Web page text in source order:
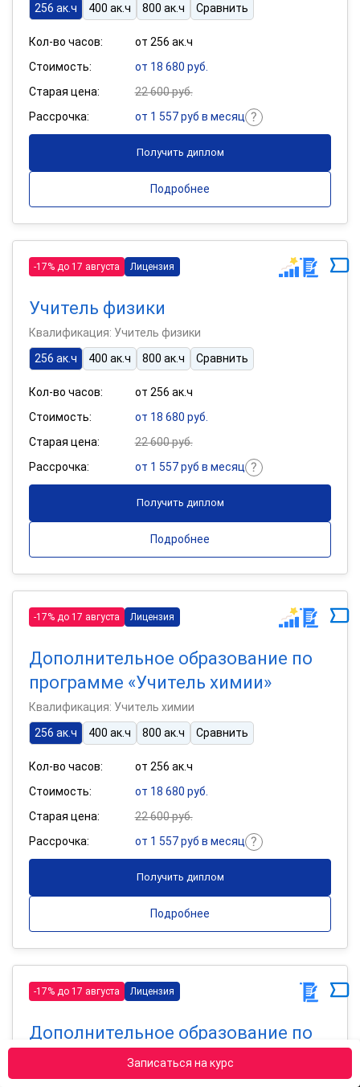
Записаться на курс
256 ак.ч
400 ак.ч 800 ак.ч Сравнить
Кол-во часов:
от 256 ак.ч
Стоимость:
от 18 680 руб.
Старая цена:
22 600 руб.
Рассрочка:
от 1 557 руб в месяц
Получить диплом
Подробнее
-17% до 17 августа Лицензия
Учитель физики
Квалификация: Учитель физики
256 ак.ч
400 ак.ч 800 ак.ч Сравнить
Кол-во часов:
от 256 ак.ч
Стоимость:
от 18 680 руб.
Старая цена:
22 600 руб.
Рассрочка:
от 1 557 руб в месяц
Получить диплом
Подробнее
-17% до 17 августа Лицензия
Дополнительное образование по
программе «Учитель химии»
Квалификация: Учитель химии
256 ак.ч
400 ак.ч 800 ак.ч Сравнить
Кол-во часов:
от 256 ак.ч
Стоимость:
от 18 680 руб.
Старая цена:
22 600 руб.
Рассрочка:
от 1 557 руб в месяц
Получить диплом
Подробнее
-17% до 17 августа Лицензия
Дополнительное образование по
программе «Библиотечное дело»
Квалификация: Библиотекарь